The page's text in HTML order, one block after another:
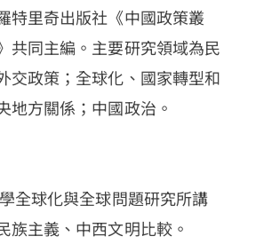
特里奇出版社《中國政策叢
共同主編。主要研究領域為民
交政策；全球化、國家轉型和
地方關係；中國政治。
全球化與全球問題研究所講
族主義、中西文明比較。